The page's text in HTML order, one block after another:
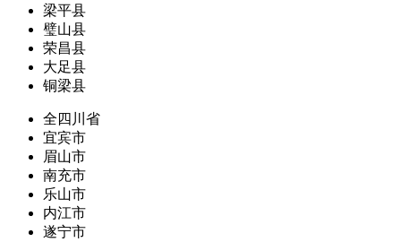
梁平县
璧山县
荣昌县
大足县
铜梁县
全四川省
宜宾市
眉山市
南充市
乐山市
内江市
遂宁市